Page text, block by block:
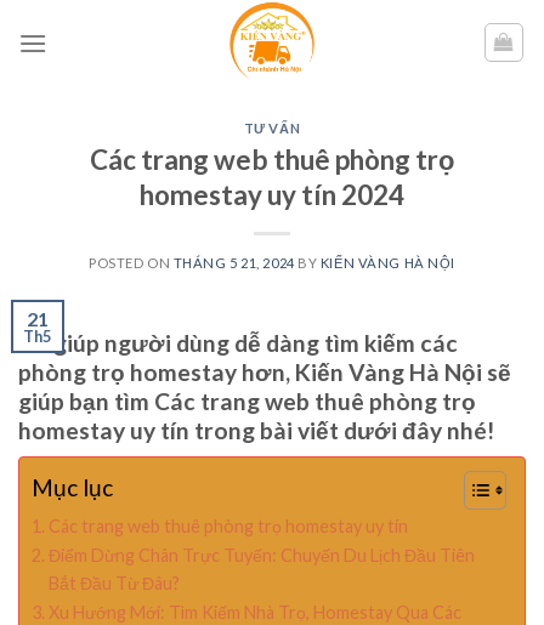
TƯ VẤN
Các trang web thuê phòng trọ
homestay uy tín 2024
POSTED ON THÁNG 5 21, 2024 BY KIẾN VÀNG HÀ NỘI
21
Th5
Để giúp người dùng dễ dàng tìm kiếm các
phòng trọ homestay hơn, Kiến Vàng Hà Nội sẽ
giúp bạn tìm Các trang web thuê phòng trọ
homestay uy tín trong bài viết dưới đây nhé!
Mục lục
Các trang web thuê phòng trọ homestay uy tín
Điểm Dừng Chân Trực Tuyến: Chuyến Du Lịch Đầu Tiên
Bắt Đầu Từ Đâu?
Xu Hướng Mới: Tìm Kiếm Nhà Trọ, Homestay Qua Các